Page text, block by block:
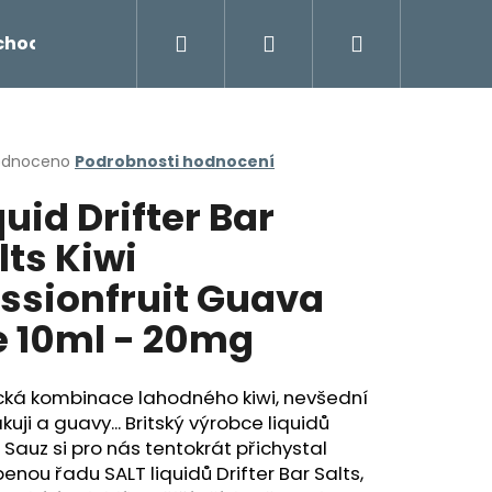
Napište námPřihlášení
Podrobnosti hodnocení
Drifter Bar
Kiwi
Guava
10ml - 20mg
kombinace lahodného kiwi, nevšední
a guavy... Britský výrobce liquidů
Sauz si pro nás tentokrát přichystal
řadu SALT liquidů Drifter Bar Salts,
Následující